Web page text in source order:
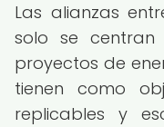
Las alianzas
solo se
proyectos de
tienen como
replicables y